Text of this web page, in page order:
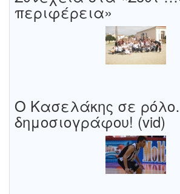
περιφέρεια»
Ο Κασελάκης σε
δημοσιογράφου! (vid)